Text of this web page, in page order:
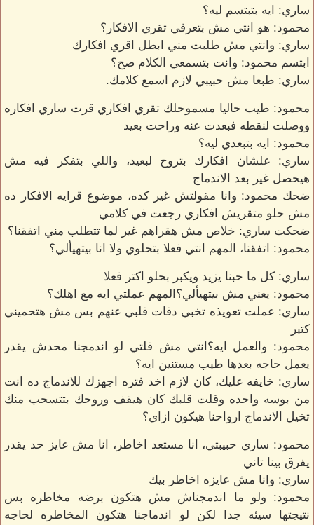
ساري: ايه بتبتسم ليه؟
محمود: هو انتي مش بتعرفي تقري الافكار؟
ساري: وانتي مش طلبت مني ابطل اقري افكارك
ابتسم محمود: وانت بتسمعي الكلام صح؟
ساري: طبعا مش حبيبي لازم اسمع كلامك.
محمود: طيب حاليا مسموحلك تقري افكاري قرت ساري افكاره
ووصلت لنقطه فبعدت عنه وراحت بعيد
محمود: ايه بتبعدي ليه؟
ساري: علشان افكارك بتروح لبعيد، واللي بتفكر فيه مش
هيحصل غير بعد الاندماج
ضحك محمود: وانا مقولتش غير كده، موضوع قرايه الافكار ده
مش حلو متقريش افكاري رجعت في كلامي
ضحكت ساري: خلاص مش هقراهم غير لما تتطلب مني اتفقنا؟
محمود: اتفقنا، المهم انتي فعلا بتحلوي ولا انا بيتهيألي؟
ساري: كل ما حبنا يزيد ويكبر بحلو اكتر فعلا
محمود: يعني مش بيتهيألي؟المهم عملتي ايه مع اهلك؟
ساري: عملت تعويذه تخبي دقات قلبي عنهم بس مش هتحميني
كتير
محمود: والعمل ايه؟انتي مش قلتي لو اندمجنا محدش يقدر
يعمل حاجه بعدها طيب مستنين ايه؟
ساري: خايفه عليك، كان لازم اخد فتره اجهزك للاندماج ده انت
من بوسه واحده وقلت قلبك كان هيقف وروحك بتتسحب منك
تخيل الاندماج ارواحنا هيكون ازاي؟
محمود: ساري حبيبتي، انا مستعد اخاطر، انا مش عايز حد يقدر
يفرق بينا تاني
ساري: وانا مش عايزه اخاطر بيك
محمود: ولو ما اندمجناش مش هتكون برضه مخاطره بس
نتيجتها سيئه جدا لكن لو اندماجنا هتكون المخاطره لحاجه